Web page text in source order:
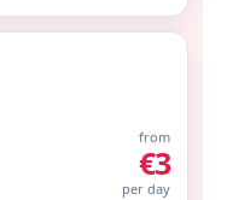
from
€3
per day